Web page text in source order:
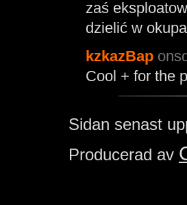
zaś
dzielić w
kzkazBap
Cool + for the
Sidan senast
Producerad av